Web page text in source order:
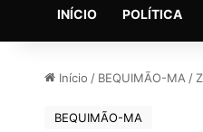
INÍCIO POLÍTICA
Início / BEQUIMÃO-MA /
BEQUIMÃO-MA